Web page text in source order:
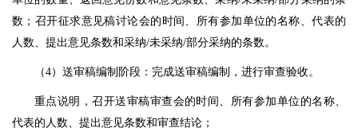
数；召开征求意见稿讨论会的时间、所有参加单位的名称、代表的
人数、提出意见条数和采纳/未采纳/部分采纳的条数。
（4）送审稿编制阶段：完成送审稿编制，进行审查验收。
重点说明，召开送审稿审查会的时间、所有参加单位的名称、
代表的人数、提出意见条数和审查结论；